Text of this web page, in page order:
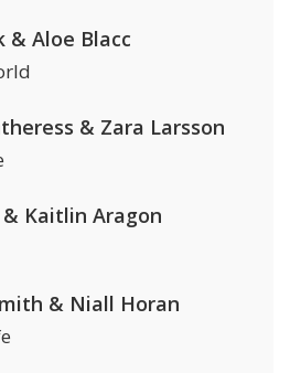
& Aloe Blacc
& Zara Larsson
& Kaitlin Aragon
& Niall Horan